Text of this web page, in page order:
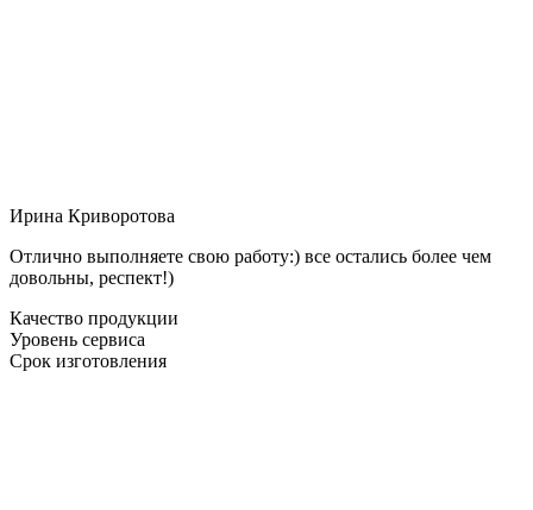
Ирина Криворотова
Отлично выполняете свою работу:) все остались более чем
довольны, респект!)
Качество продукции
Уровень сервиса
Срок изготовления